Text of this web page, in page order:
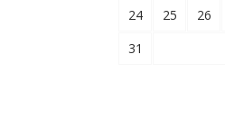
24
25 26
31